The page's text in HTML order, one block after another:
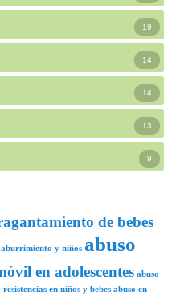
19
14
14
13
9
de bebes
aburrimiento y niños abuso
en adolescentes abuso
en niños y bebes abuso en